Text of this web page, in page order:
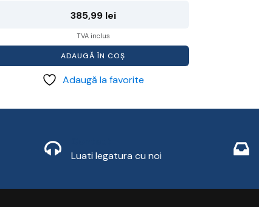
385,99 lei
TVA inclus
ADAUGĂ ÎN COȘ
Adaugă la favorite
Luati legatura cu noi